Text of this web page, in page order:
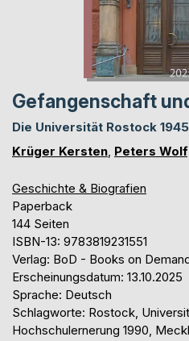
Gefangenschaft
Die Universität Rostock
Krüger Kersten Peters
Geschichte & Biografien
Paperback
144 Seiten
ISBN-13: 9783819231551
Verlag: BoD - Books on
Erscheinungsdatum: 13.10.2025
Sprache: Deutsch
Schlagworte: Rostock,
Hochschulernerung 1990,